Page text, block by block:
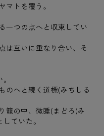
トを覆う。
一つの点へと収束してい
は互いに重なり合い、そ
のへと続く道標(みちしる
籠の中、微睡(まどろ)み
ていた。